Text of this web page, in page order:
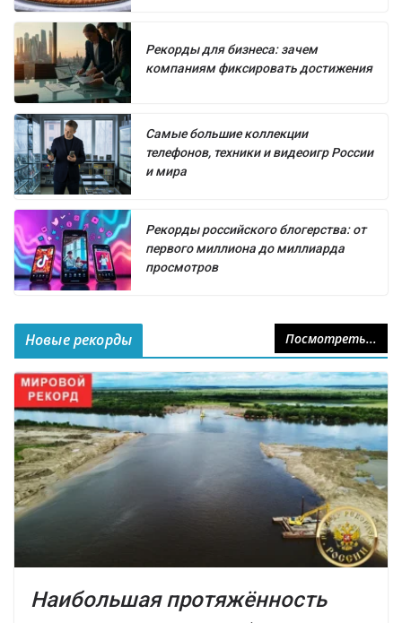
Рекорды для бизнеса: зачем
компаниям фиксировать достижения
Самые большие коллекции
телефонов, техники и видеоигр России
и мира
Рекорды российского блогерства: от
первого миллиона до миллиарда
просмотров
Новые рекорды Посмотреть...
Наибольшая протяжённость